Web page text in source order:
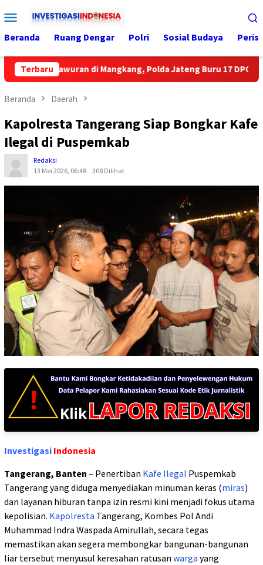
ke
konten
Menu
Mobile
Beranda Ruang Dengar Polri Sosial Budaya
Terbaru
Tawuran di Mangkang, Polda Jateng Buru 17 DPO
Beranda Daerah
Kapolresta Tangerang Siap Bongkar Kafe
Ilegal di Puspemkab
Redaksi
13 Mei 2026, 06:48
308 Dilihat
Investigasi Indonesia
Tangerang, Banten – Penertiban Kafe Ilegal Puspemkab
Tangerang yang diduga menyediakan minuman keras (miras)
dan layanan hiburan tanpa izin resmi kini menjadi fokus utama
kepolisian. Kapolresta Tangerang, Kombes Pol Andi
Muhammad Indra Waspada Amirullah, secara tegas
memastikan akan segera membongkar bangunan-bangunan
liar tersebut menyusul keresahan ratusan warga yang